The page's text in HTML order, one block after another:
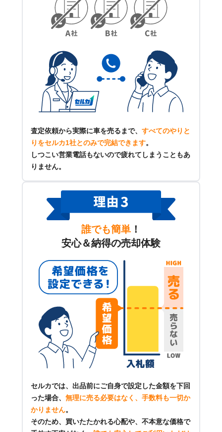
査定依頼から実際に車を売るまで、 すべてのやりと
りをセルカ1社とのみで完結できます。
しつこい営業電話もないので疲れてしまうこともあ
りません。
誰でも簡単 ！
安心＆納得の売却体験
セルカでは、出品前にご自身で設定した金額を下回
った場合、 無理に売る必要はなく、手数料も一切か
かりません。
そのため、買いたたかれる心配や、不本意な価格で